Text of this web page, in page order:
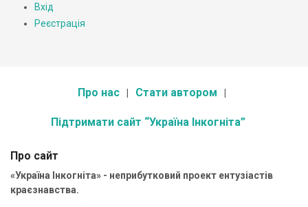
Вхід
Реєстрація
Про нас Стати автором
Підтримати сайт “Україна Інкогніта”
Про сайт
«Україна Інкогніта» - неприбутковий проект ентузіастів
краєзнавства.